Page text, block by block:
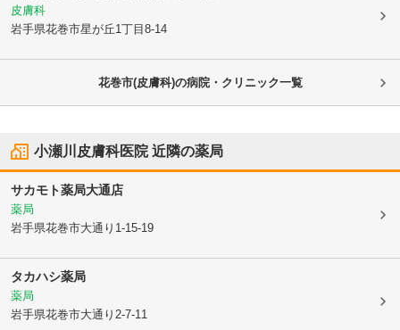
皮膚科
岩手県花巻市星が丘1丁目8-14
花巻市(皮膚科)の病院・クリニック一覧
小瀬川皮膚科医院近隣の薬局
サカモト薬局大通店
薬局
岩手県花巻市大通り1-15-19
タカハシ薬局
薬局
岩手県花巻市大通り2-7-11